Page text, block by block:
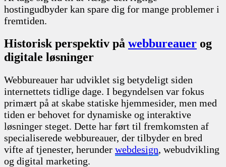
hostingudbyder kan spare dig for mange problemer i
fremtiden.
Historisk perspektiv på webbureauer og
digitale løsninger
Webbureauer har udviklet sig betydeligt siden
internettets tidlige dage. I begyndelsen var fokus
primært på at skabe statiske hjemmesider, men med
tiden er behovet for dynamiske og interaktive
løsninger steget. Dette har ført til fremkomsten af
specialiserede webbureauer, der tilbyder en bred
vifte af tjenester, herunder webdesign, webudvikling
og digital marketing.